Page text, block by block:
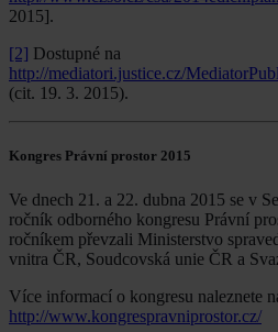
2015].
[2] Dostupné na
http://mediatori.justice.cz/
(cit. 19. 3. 2015).
Kongres Právní prostor 2015
Ve dnech 21. a 22. dubna 2015 se v
ročník odborného kongresu Právní
ročníkem převzali Ministerstvo
vnitra ČR, Soudcovská unie ČR a
Více informací o kongresu naleznete
http://www.kongrespravniprostor.cz/